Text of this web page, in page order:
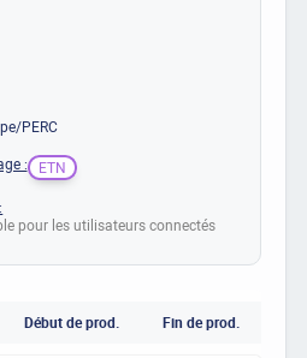
PERC
:
ETN
pour les utilisateurs connectés
Début de prod. Fin de prod.